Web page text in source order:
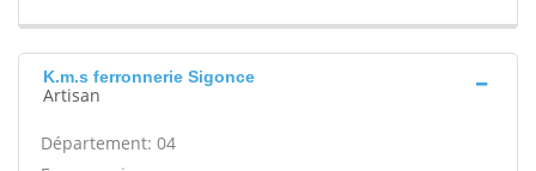
K.m.s ferronnerie Sigonce
Artisan
Département: 04